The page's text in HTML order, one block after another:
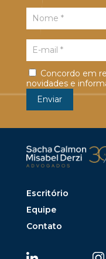
Concordo em
novidades e
Escritório
Equipe
Contato